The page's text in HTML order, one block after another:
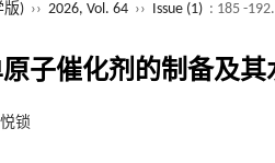
版) ›› 2026, Vol. 64 ›› Issue (1) : 185 -192.
子催化剂的制备及
锁